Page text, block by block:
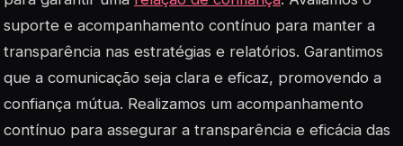
suporte e acompanhamento contínuo para manter a
transparência nas estratégias e relatórios. Garantimos
que a comunicação seja clara e eficaz, promovendo a
confiança mútua. Realizamos um acompanhamento
contínuo para assegurar a transparência e eficácia das